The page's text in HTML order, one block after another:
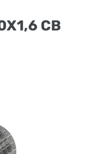
СВ